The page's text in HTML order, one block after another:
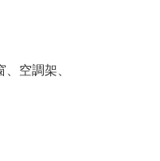
、空調架、